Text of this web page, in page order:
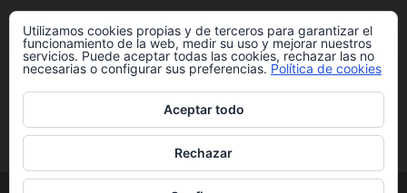
Política de cookies
Más información sobre las cookies
Utilizamos cookies propias y de terceros para garantizar el
funcionamiento de la web, medir su uso y mejorar nuestros
servicios. Puede aceptar todas las cookies, rechazar las no
necesarias o configurar sus preferencias. Política de cookies
Aceptar todo
Rechazar